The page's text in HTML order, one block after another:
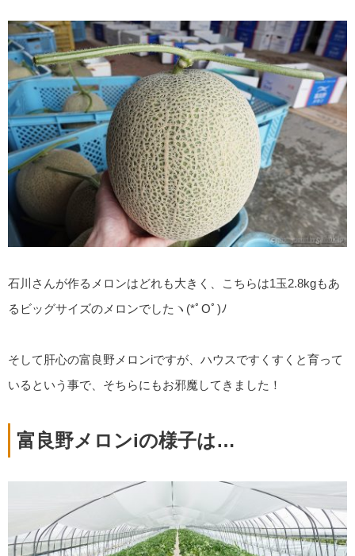
石川さんが作るメロンはどれも大きく、こちらは1玉2.8kgもあ
るビッグサイズのメロンでしたヽ(*ﾟOﾟ)ﾉ
そして肝心の富良野メロンiですが、ハウスですくすくと育って
いるという事で、そちらにもお邪魔してきました！
富良野メロンiの様子は…